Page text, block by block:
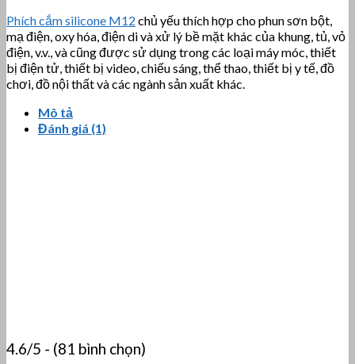
Phích cắm silicone M12 chủ yếu thích hợp cho phun sơn bột,
mạ điện, oxy hóa, điện di và xử lý bề mặt khác của khung, tủ, vỏ
điện, v.v., và cũng được sử dụng trong các loại máy móc, thiết
bị điện tử, thiết bị video, chiếu sáng, thể thao, thiết bị y tế, đồ
chơi, đồ nội thất và các ngành sản xuất khác.
Mô tả
Đánh giá (1)
4.6/5 - (81 bình chọn)